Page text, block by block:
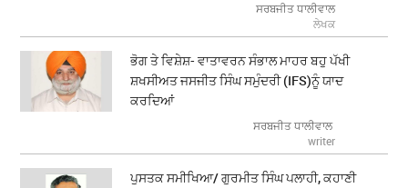
ਸਰਬਜੀਤ ਧਾਲੀਵਾਲ
ਲੇਖਕ
ਭੋਗ ਤੇ ਵਿਸ਼ੇਸ਼- ਵਾਤਾਵਰਨ ਸੰਭਾਲ ਮਾਹਰ ਬਹੁ ਪੱਖੀ
ਸ਼ਖਸੀਅਤ ਜਸਜੀਤ ਸਿੰਘ ਸਮੁੰਦਰੀ (IFS)ਨੂੰ ਯਾਦ
ਕਰਦਿਆਂ
ਸਰਬਜੀਤ ਧਾਲੀਵਾਲ
writer
ਪੁਸਤਕ ਸਮੀਖਿਆ/ ਗੁਰਮੀਤ ਸਿੰਘ ਪਲਾਹੀ, ਕਹਾਣੀ